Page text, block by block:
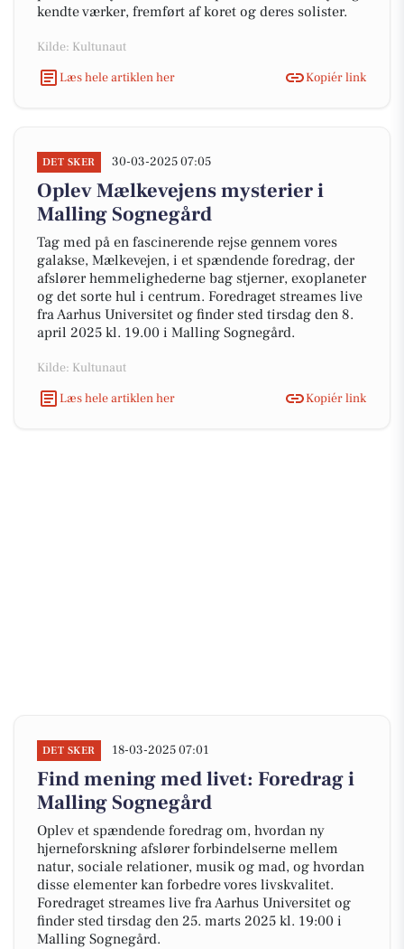
kendte værker, fremført af koret og deres solister.
Kilde: Kultunaut
Læs hele artiklen her
Kopiér link
DET SKER 30-03-2025 07:05
Oplev Mælkevejens mysterier i
Malling Sognegård
Tag med på en fascinerende rejse gennem vores
galakse, Mælkevejen, i et spændende foredrag, der
afslører hemmelighederne bag stjerner, exoplaneter
og det sorte hul i centrum. Foredraget streames live
fra Aarhus Universitet og finder sted tirsdag den 8.
april 2025 kl. 19.00 i Malling Sognegård.
Kilde: Kultunaut
Læs hele artiklen her
Kopiér link
DET SKER 18-03-2025 07:01
Find mening med livet: Foredrag i
Malling Sognegård
Oplev et spændende foredrag om, hvordan ny
hjerneforskning afslører forbindelserne mellem
natur, sociale relationer, musik og mad, og hvordan
disse elementer kan forbedre vores livskvalitet.
Foredraget streames live fra Aarhus Universitet og
finder sted tirsdag den 25. marts 2025 kl. 19:00 i
Malling Sognegård.